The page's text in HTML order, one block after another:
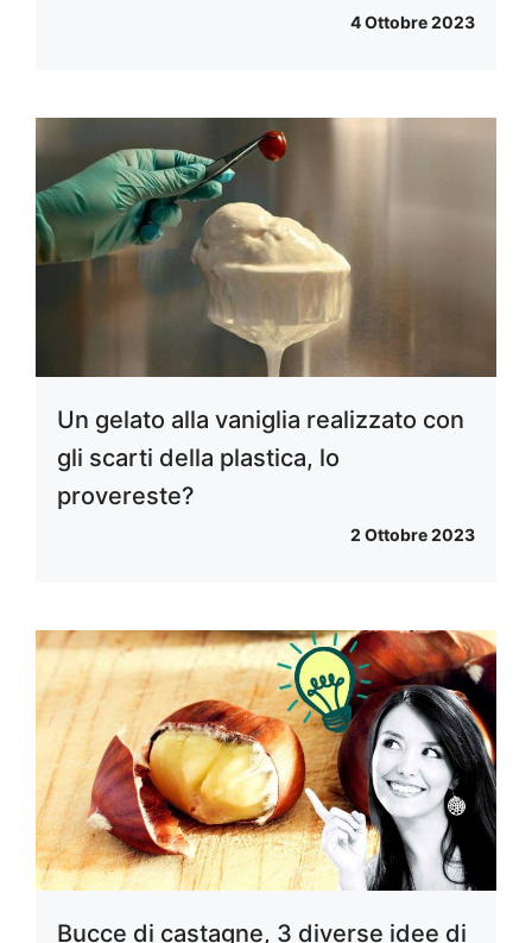
4 Ottobre 2023
Un gelato alla vaniglia realizzato con
gli scarti della plastica, lo
provereste?
2 Ottobre 2023
Bucce di castagne, 3 diverse idee di